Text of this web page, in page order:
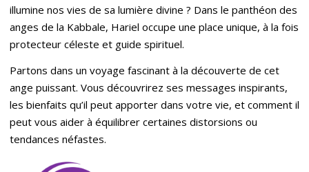
illumine nos vies de sa lumière divine ? Dans le panthéon des
anges de la Kabbale, Hariel occupe une place unique, à la fois
protecteur céleste et guide spirituel.
Partons dans un voyage fascinant à la découverte de cet
ange puissant. Vous découvrirez ses messages inspirants,
les bienfaits qu’il peut apporter dans votre vie, et comment il
peut vous aider à équilibrer certaines distorsions ou
tendances néfastes.